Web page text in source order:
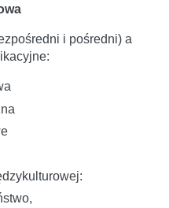
i pośredni) a